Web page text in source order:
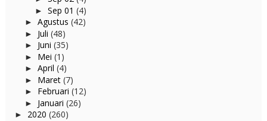
► Sep 01 (4)
► Agustus (42)
► Juli (48)
► Juni (35)
► Mei (1)
► April (4)
► Maret (7)
► Februari (12)
► Januari (26)
► 2020 (260)